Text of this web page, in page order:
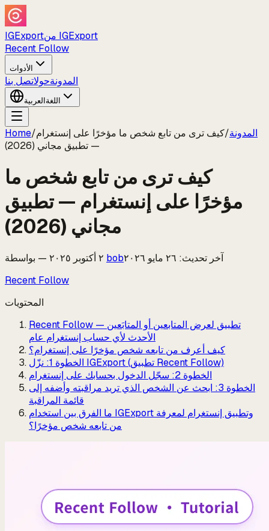
IGExport
من IGExport
Recent Follow
الأدوات
المدونةحولاتصل بنا
اللغة العربية
Home/ المدونة/كيف ترى من تابع شخص ما مؤخرًا على إنستغرام
— تطبيق مجاني (2026)
كيف ترى من تابع شخص ما
مؤخرًا على إنستغرام — تطبيق
مجاني (2026)
٢ أكتوبر ٢٠٢٥ — بواسطة bob آخر تحديث: ٢٦ مايو ٢٠٢٦
Recent Follow
المحتويات
Recent Follow — تطبيق لعرض المتابعين أو المتابَعين
الأحدث لأي حساب إنستغرام عام
كيف أعرف من تابعه شخص مؤخرًا على إنستغرام؟
الخطوة 1: نزّل IGExport (تطبيق Recent Follow)
الخطوة 2: سجّل الدخول بحسابك على إنستغرام
الخطوة 3: ابحث عن الشخص الذي تريد مراقبته وأضفه إلى
قائمة المراقبة
ما الفرق بين استخدام IGExport وتطبيق إنستغرام لمعرفة
من تابعه شخص مؤخرًا؟